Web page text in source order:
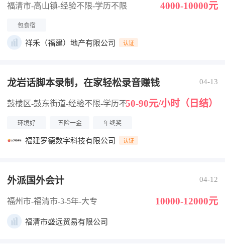
福清市-高山镇-经验不限-学历不限 4000-10000元
包食宿
祥禾（福建）地产有限公司 认证
龙岩话脚本录制，在家轻松录音赚钱 04-13
鼓楼区-鼓东街道-经验不限-学历不限50-90元/小时（日结）
环境好 五险一金 年终奖
福建罗德数字科技有限公司 认证
外派国外会计 04-12
福州市-福清市-3-5年-大专 10000-12000元
福清市盛远贸易有限公司